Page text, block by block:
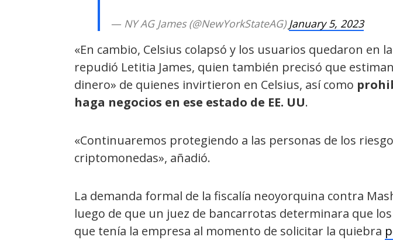
— NY AG James (@NewYorkStateAG) January 5, 2023
«En cambio, Celsius colapsó y los usuarios quedaron en
repudió Letitia James, quien también precisó que
dinero» de quienes invirtieron en Celsius, así como
haga negocios en ese estado de EE. UU.
«Continuaremos protegiendo a las personas de los
criptomonedas», añadió.
La demanda formal de la fiscalía neoyorquina contra
luego de que un juez de bancarrotas determinara que los
que tenía la empresa al momento de solicitar la quiebra